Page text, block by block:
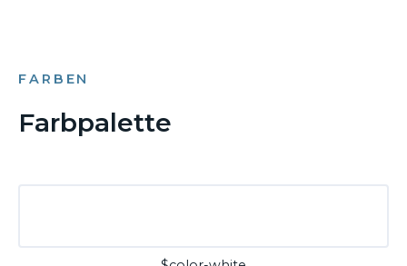
FARBEN
Farbpalette